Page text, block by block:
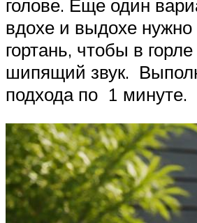
голове. Еще один
вдохе и выдохе нужно
гортань, чтобы в
шипящий звук.
подхода по 1 минуте.